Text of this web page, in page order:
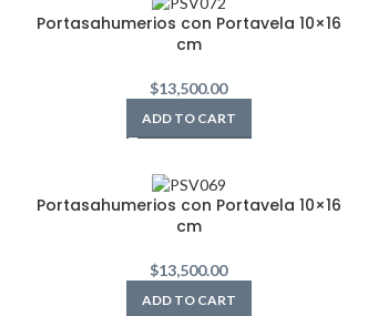
Portasahumerios con Portavela 10×16
cm
$13,500.00
ADD TO CART
Portasahumerios con Portavela 10×16
cm
$13,500.00
ADD TO CART